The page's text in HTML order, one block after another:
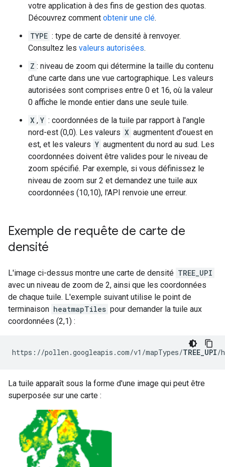
votre application à des fins de gestion des quotas.
Découvrez comment obtenir une clé.
TYPE : type de carte de densité à renvoyer.
Consultez les valeurs autorisées.
Z : niveau de zoom qui détermine la taille du contenu
d'une carte dans une vue cartographique. Les valeurs
autorisées sont comprises entre 0 et 16, où la valeur
0 affiche le monde entier dans une seule tuile.
X , Y : coordonnées de la tuile par rapport à l'angle
nord-est (0,0). Les valeurs X augmentent d'ouest en
est, et les valeurs Y augmentent du nord au sud. Les
coordonnées doivent être valides pour le niveau de
zoom spécifié. Par exemple, si vous définissez le
niveau de zoom sur 2 et demandez une tuile aux
coordonnées (10,10), l'API renvoie une erreur.
Exemple de requête de carte de
densité
L'image ci-dessus montre une carte de densité TREE_UPI
avec un niveau de zoom de 2, ainsi que les coordonnées
de chaque tuile. L'exemple suivant utilise le point de
terminaison heatmapTiles pour demander la tuile aux
coordonnées (2,1) :
https://pollen.googleapis.com/v1/mapTypes/TREE_UPI/
La tuile apparaît sous la forme d'une image qui peut être
superposée sur une carte :